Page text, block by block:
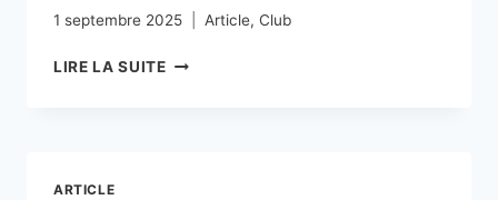
1 septembre 2025 Article, Club
LIRE LA SUITE
ARTICLE